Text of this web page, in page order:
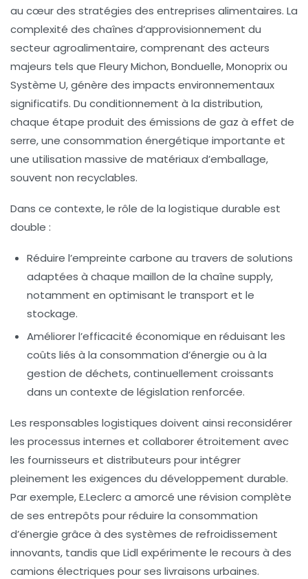
au cœur des stratégies des entreprises alimentaires. La
complexité des chaînes d’approvisionnement du
secteur agroalimentaire, comprenant des acteurs
majeurs tels que Fleury Michon,Bonduelle,Monoprixou
Système U, génère des impacts environnementaux
significatifs. Du conditionnement à la distribution,
chaque étape produit des émissions de gaz à effet de
serre, une consommation énergétique importante et
une utilisation massive de matériaux d’emballage,
souvent non recyclables.
Dans ce contexte, le rôle de la logistique durable est
double :
Réduire l’empreinte carbone au travers de solutions
adaptées à chaque maillon de la chaîne supply,
notamment en optimisant le transport et le
stockage.
Améliorer l’efficacité économique en réduisant les
coûts liés à la consommation d’énergie ou à la
gestion de déchets, continuellement croissants
dans un contexte de législation renforcée.
Les responsables logistiques doivent ainsi reconsidérer
les processus internes et collaborer étroitement avec
les fournisseurs et distributeurs pour intégrer
pleinement les exigences du développement durable.
Par exemple,E.Leclerca amorcé une révision complète
de ses entrepôts pour réduire la consommation
d’énergie grâce à des systèmes de refroidissement
innovants, tandis que Lidl expérimente le recours à des
camions électriques pour ses livraisons urbaines.